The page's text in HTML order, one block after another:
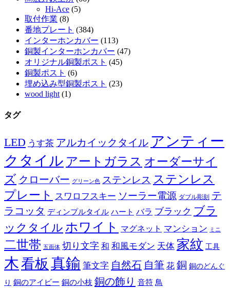
Hi-Ace (5)
取付作業 (8)
番地プレート (384)
インターホンカバー (113)
銅製インターホンカバー (47)
オリジナル銅製ポスト (45)
銅製ポスト (6)
埋め込み型銅製ポスト (23)
wood light (1)
タグ
LED うす茶 アルカイックタイル アンティー
クタイル アートガラス オーダーサイ
ズ クローバー グリーン色 ステンレス ステンレス
プレート スワロフスキー ソーラー電源 ダブル彫刻 テ
ラコッタ ディンプルタイル ハート バラ ブラック ブラ
ックタイル ホワイト マグネット マンション ミニ
二世帯 五面体 切り文字 和 和風モダン 天体 家紋 工具
木看板 真鍮 筆文字 自然石 自筆 花 銅 銅のどんぐ
り 銅のアイビー 銅の小枝 銅の飾り 音符 鳥